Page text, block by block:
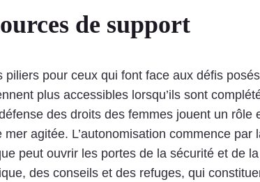
de support
pour ceux qui font face aux défis
plus accessibles lorsqu’ils sont
des droits des femmes jouent un rôle
agitée. L’autonomisation commence par
peut ouvrir les portes de la sécurité et de
des conseils et des refuges, qui